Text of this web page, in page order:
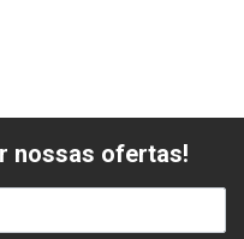
nossas ofertas!